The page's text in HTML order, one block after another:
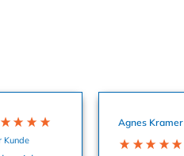
Kunde
Agnes Kramer